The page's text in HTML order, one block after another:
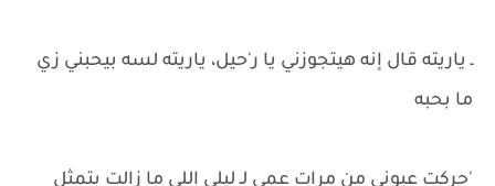
ـ ياريته قال إنه هيتجوزني يا ر'حيل، ياريته لسه بيحبني زي
ما بحبه
'حركت عيوني من مرات عمي لـ ليلي إللي ما زالت بتمثل